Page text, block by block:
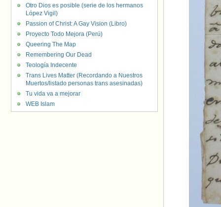
Otro Dios es posible (serie de los hermanos
López Vigil)
Passion of Christ: A Gay Vision (Libro)
Proyecto Todo Mejora (Perú)
Queering The Map
Remembering Our Dead
Teología Indecente
Trans Lives Matter (Recordando a Nuestros
Muertos/listado personas trans asesinadas)
Tu vida va a mejorar
WEB Islam